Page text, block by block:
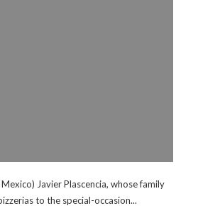
Javier Plascencia, whose family
to the special-occasion...